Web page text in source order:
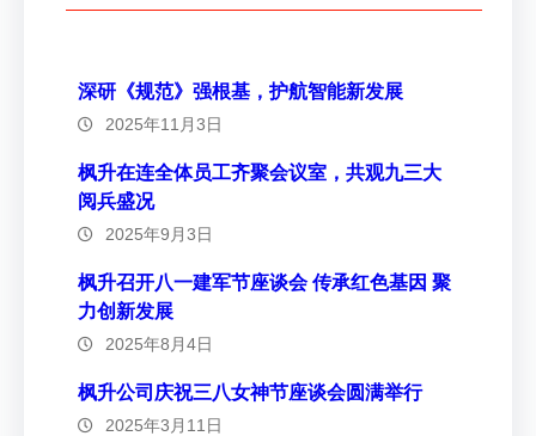
深研《规范》强根基，护航智能新发展
2025年11月3日
枫升在连全体员工齐聚会议室，共观九三大
阅兵盛况
2025年9月3日
枫升召开八一建军节座谈会 传承红色基因 聚
力创新发展
2025年8月4日
枫升公司庆祝三八女神节座谈会圆满举行
2025年3月11日